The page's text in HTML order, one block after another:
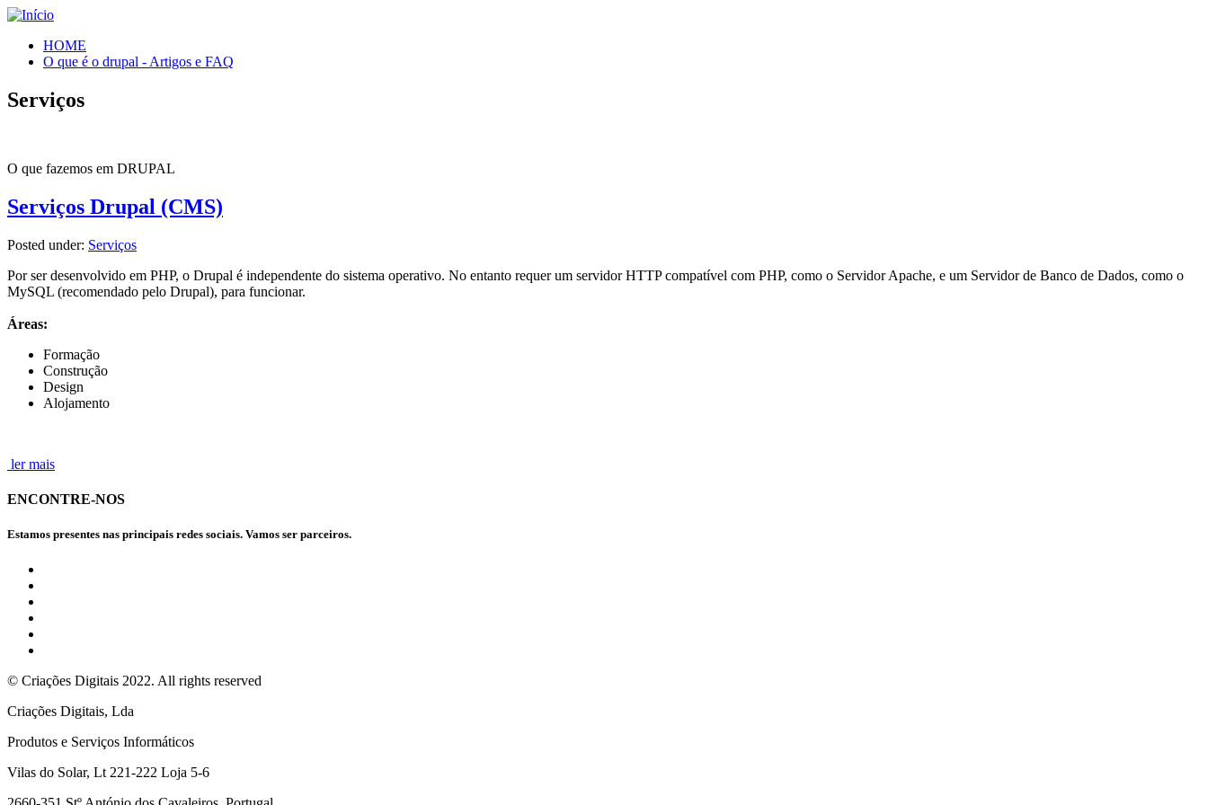
HOME
O que é o drupal - Artigos e FAQ
Serviços
O que fazemos em DRUPAL
Serviços Drupal (CMS)
Posted under: Serviços
Por ser desenvolvido em PHP, o Drupal é independente do sistema operativo. No entanto requer um servidor HTTP compatível com PHP, como o Servidor Apache, e um Servidor de Banco de Dados, como o
MySQL (recomendado pelo Drupal), para funcionar.
Áreas:
Formação
Construção
Design
Alojamento
ler mais
ENCONTRE-NOS
Estamos presentes nas principais redes sociais. Vamos ser parceiros.
© Criações Digitais 2022. All rights reserved
Criações Digitais, Lda
Produtos e Serviços Informáticos
Vilas do Solar, Lt 221-222 Loja 5-6